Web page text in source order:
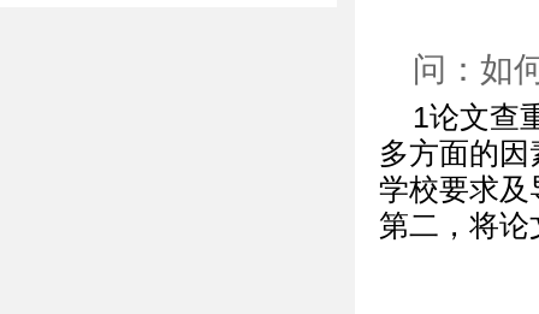
问：如
1论文查
多方面的
学校要求及
第二，将